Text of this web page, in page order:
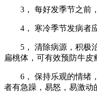
3， 每好发季节之前，
4， 寒冷季节发病者应
5， 清除病源，积极治
扁桃体，可有效预防牛皮
6， 保持乐观的情绪，
者有急躁，易怒，易激动